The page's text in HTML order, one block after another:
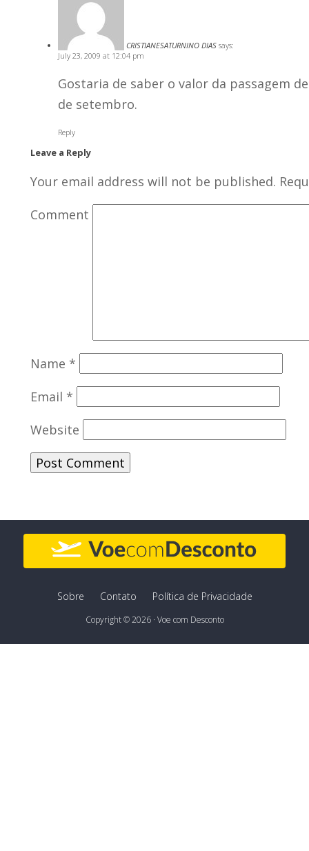
CRISTIANESATURNINO DIAS says:
July 23, 2009 at 12:04 pm
Gostaria de saber o valor da passagem
de setembro.
Reply
Leave a Reply
Your email address will not be published.
Comment
Name *
Email *
Website
Sobre Contato Política de Privacidade
Copyright © 2026 · Voe com Desconto